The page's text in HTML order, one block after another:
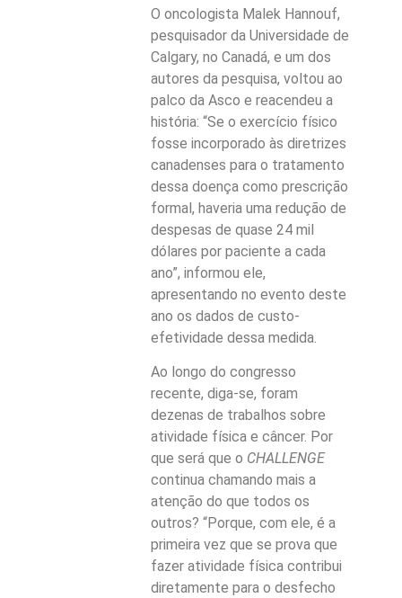
O oncologista Malek Hannouf,
pesquisador da Universidade de
Calgary, no Canadá, e um dos
autores da pesquisa, voltou ao
palco da Asco e reacendeu a
história: “Se o exercício físico
fosse incorporado às diretrizes
canadenses para o tratamento
dessa doença como prescrição
formal, haveria uma redução de
despesas de quase 24 mil
dólares por paciente a cada
ano”, informou ele,
apresentando no evento deste
ano os dados de custo-
efetividade dessa medida.
Ao longo do congresso
recente, diga-se, foram
dezenas de trabalhos sobre
atividade física e câncer. Por
que será que o CHALLENGE
continua chamando mais a
atenção do que todos os
outros? “Porque, com ele, é a
primeira vez que se prova que
fazer atividade física contribui
diretamente para o desfecho